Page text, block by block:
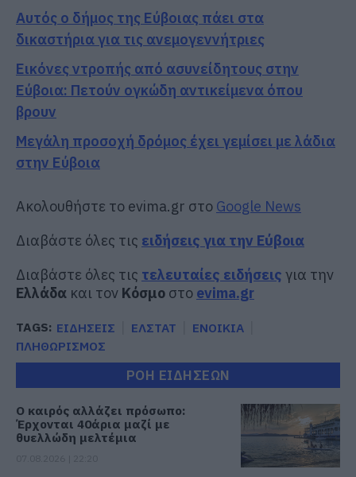
Αυτός ο δήμος της Εύβοιας πάει στα
δικαστήρια για τις ανεμογεννήτριες
Εικόνες ντροπής από ασυνείδητους στην
Εύβοια: Πετούν ογκώδη αντικείμενα όπου
βρουν
Μεγάλη προσοχή δρόμος έχει γεμίσει με λάδια
στην Εύβοια
Ακολουθήστε το evima.gr στο Google News
Διαβάστε όλες τις ειδήσεις για την Εύβοια
Διαβάστε όλες τις τελευταίες ειδήσεις για την
Ελλάδα και τον Κόσμο στο evima.gr
TAGS: ΕΙΔΗΣΕΙΣ ΕΛΣΤΑΤ
ΕΝΟΙΚΙΑ
ΠΛΗΘΩΡΙΣΜΟΣ
ΡΟΗ ΕΙΔΗΣΕΩΝ
Ο καιρός αλλάζει πρόσωπο:
Έρχονται 40άρια μαζί με
θυελλώδη μελτέμια